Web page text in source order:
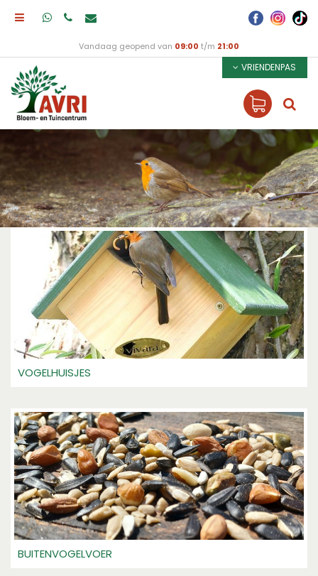
Vandaag geopend van 09:00 t/m 21:00
VRIENDENPAS
VOGELHUISJES
BUITENVOGELVOER